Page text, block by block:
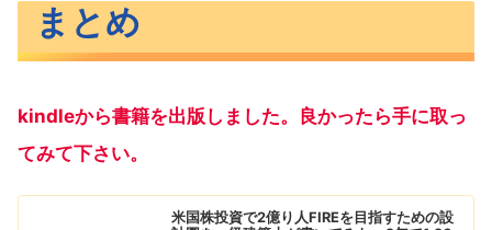
まとめ
kindleから書籍を出版しました。良かったら手に取っ
てみて下さい。
米国株投資で2億り人FIREを目指すための設